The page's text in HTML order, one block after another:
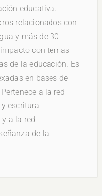
educativa.
relacionados con
y más de 30
con temas
de la educación. Es
en bases de
a la red
escritura
y a la red
de la